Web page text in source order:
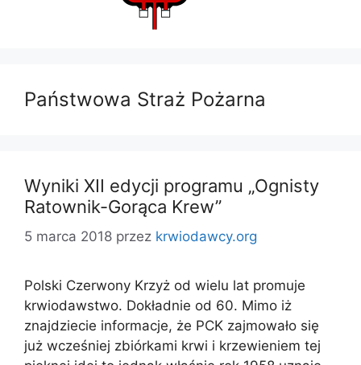
Państwowa Straż Pożarna
Wyniki XII edycji programu „Ognisty
Ratownik-Gorąca Krew”
5 marca 2018 przez krwiodawcy.org
Polski Czerwony Krzyż od wielu lat promuje
krwiodawstwo. Dokładnie od 60. Mimo iż
znajdziecie informacje, że PCK zajmowało się
już wcześniej zbiórkami krwi i krzewieniem tej